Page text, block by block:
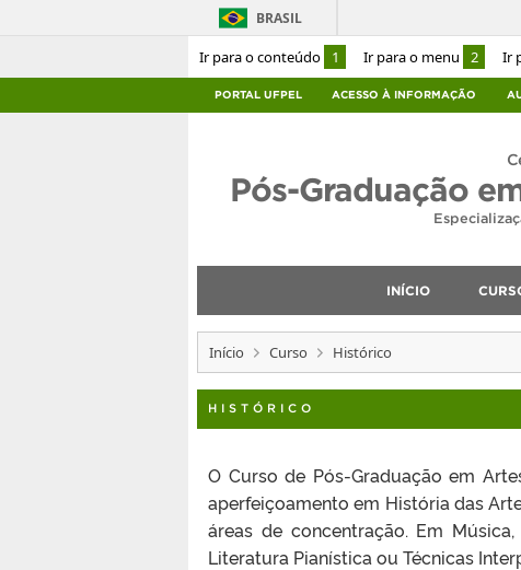
Ir para o conteúdo 1 Ir para o menu 2 Ir
BRASIL
PORTAL UFPEL ACESSO À INFORMAÇÃO
Pós-Graduação
INÍCIO
Início Curso Histórico
HISTÓRICO
O Curso de Pós-Graduação em
aperfeiçoamento em História das
áreas de concentração. Em
Literatura Pianística ou Técnicas